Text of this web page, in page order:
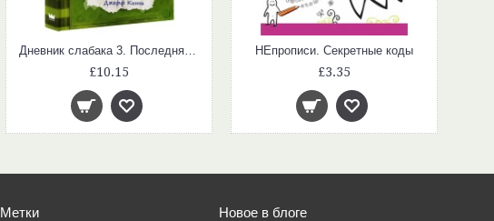
Дневник слабака 3. Последняя капля
£10.15
НЕпрописи. Секретные коды
£3.35
Метки Новое в блоге